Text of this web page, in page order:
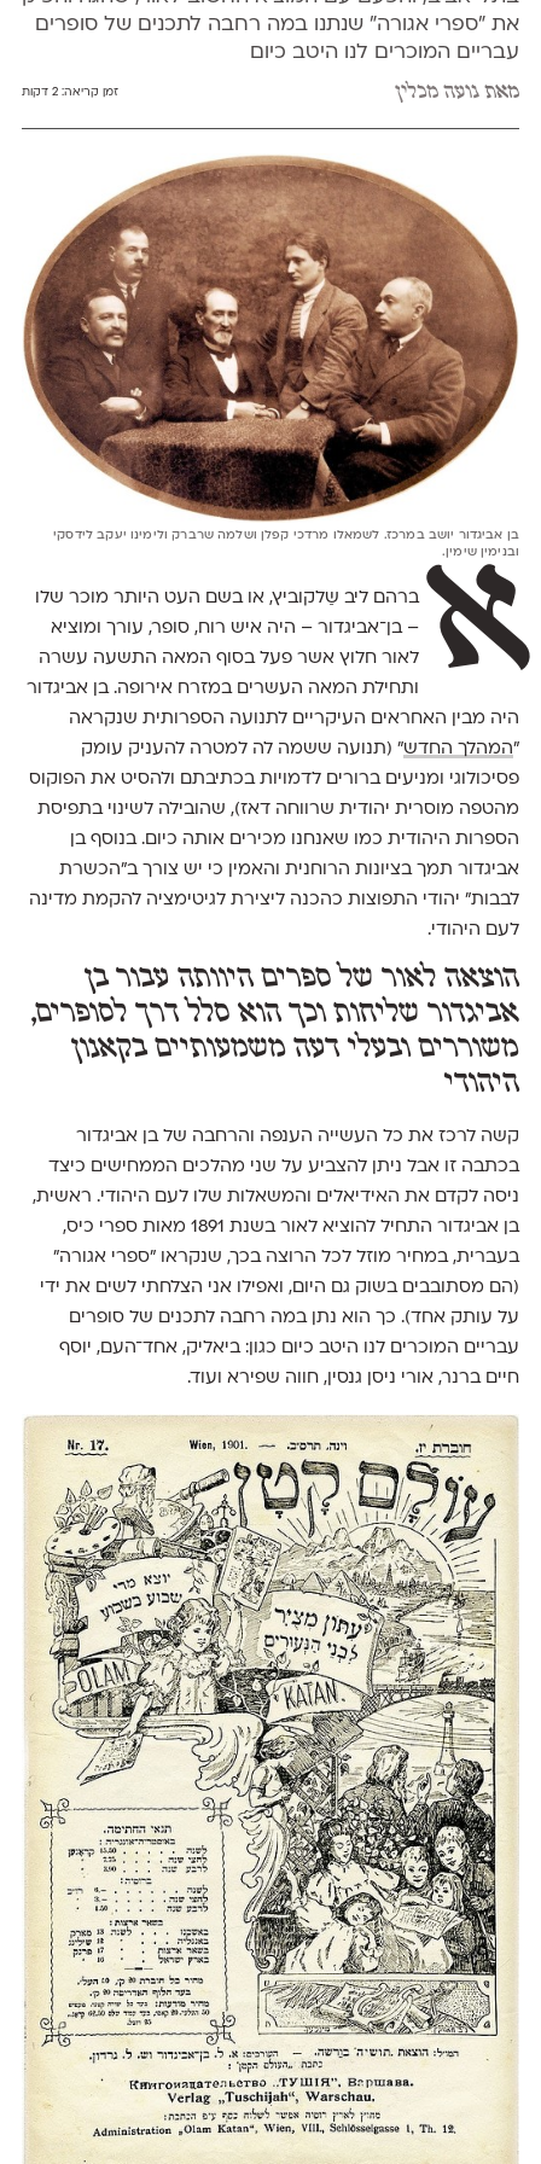
את ״ספרי אגורה״ שנתנו במה רחבה לתכנים של סופרים
עבריים המוכרים לנו היטב כיום
מאת נועה מכלין זמן קריאה:2 דקות
בן אביגדור יושב במרכז. לשמאלו מרדכי קפלן ושלמה שרברק ולימינו יעקב לידסקי
ובנימין שימין.
א
ברהם ליב שַלקוביץ, או בשם העט היותר מוכר שלו
– בן־אביגדור – היה איש רוח, סופר, עורך ומוציא
לאור חלוץ אשר פעל בסוף המאה התשעה עשרה
ותחילת המאה העשרים במזרח אירופה. בן אביגדור
היה מבין האחראים העיקריים לתנועה הספרותית שנקראה
״המהלך החדש״ (תנועה ששמה לה למטרה להעניק עומק
פסיכולוגי ומניעים ברורים לדמויות בכתיבתם ולהסיט את הפוקוס
מהטפה מוסרית יהודית שרווחה דאז), שהובילה לשינוי בתפיסת
הספרות היהודית כמו שאנחנו מכירים אותה כיום. בנוסף בן
אביגדור תמך בציונות הרוחנית והאמין כי יש צורך ב״הכשרת
לבבות״ יהודי התפוצות כהכנה ליצירת לגיטימציה להקמת מדינה
לעם היהודי.
הוצאה לאור של ספרים היוותה עבור בן
אביגדור שליחות וכך הוא סלל דרך לסופרים,
משוררים ובעלי דעה משמעותיים בקאנון
היהודי
קשה לרכז את כל העשייה הענפה והרחבה של בן אביגדור
בכתבה זו אבל ניתן להצביע על שני מהלכים הממחישים כיצד
ניסה לקדם את האידיאלים והמשאלות שלו לעם היהודי. ראשית,
בן אביגדור התחיל להוציא לאור בשנת 1891 מאות ספרי כיס,
בעברית, במחיר מוזל לכל הרוצה בכך, שנקראו ״ספרי אגורה״
(הם מסתובבים בשוק גם היום, ואפילו אני הצלחתי לשים את ידי
על עותק אחד). כך הוא נתן במה רחבה לתכנים של סופרים
עבריים המוכרים לנו היטב כיום כגון: ביאליק, אחד־העם, יוסף
חיים ברנר, אורי ניסן גנסין, חווה שפירא ועוד.